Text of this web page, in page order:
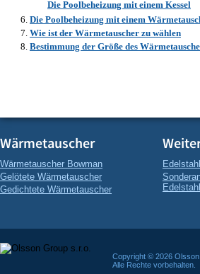
Die Poolbeheizung mit einem Kessel
Die Poolbeheizung mit einem
Wie ist der Wärmetauscher zu wählen
Bestimmung der Größe des
Wärmetauscher
Wärmetauscher Bowman
Gelötete Wärmetauscher
Gedichtete Wärmetauscher
Edelstahl
Copyright © 2026 Olsson
Alle Rechte vorbehalten.